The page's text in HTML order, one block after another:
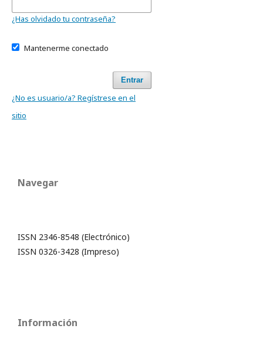
¿Has olvidado tu contraseña?
Mantenerme conectado
Entrar
¿No es usuario/a? Regístrese en el
sitio
Navegar
ISSN 2346-8548 (Electrónico)
ISSN 0326-3428 (Impreso)
Información